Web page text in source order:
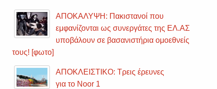
ΑΠΟΚΑΛΥΨΗ: Πακιστανοί που
εμφανίζονται ως συνεργάτες της ΕΛ.ΑΣ
υποβάλουν σε βασανιστήρια ομοεθνείς
τους! [φωτο]
ΑΠΟΚΛΕΙΣΤΙΚΟ: Τρεις έρευνες
για το Noor 1